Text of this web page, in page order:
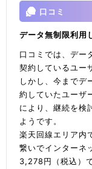
口コミ
データ無制限利用
口コミでは、デー
契約しているユー
しかし、今までデ
約していたユーザ
により、継続を検
ようです。
楽天回線エリア内
繋いでインターネ
3,278円（税込）